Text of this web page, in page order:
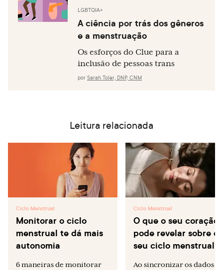
623818302259
LGBTQIA+
A ciência por trás dos gêneros
e a menstruação
Os esforços do Clue para a
inclusão de pessoas trans
por Sarah Toler, DNP, CNM
Leitura relacionada
Ciclo Menstrual
Monitorar o ciclo
menstrual te dá mais
autonomia
6 maneiras de monitorar
Ciclo Menstrual
O que o seu coração
pode revelar sobre o
seu ciclo menstrual
Ao sincronizar os dados